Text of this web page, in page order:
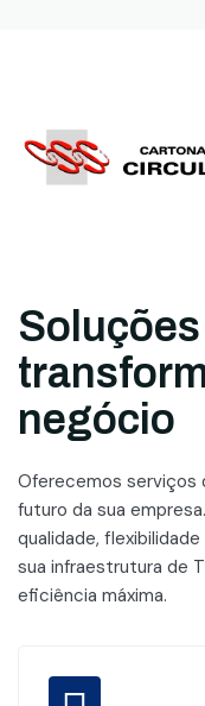
negócio
Oferecemos serviços
futuro da sua
qualidade,
sua infraestrutura de
eficiência máxima.